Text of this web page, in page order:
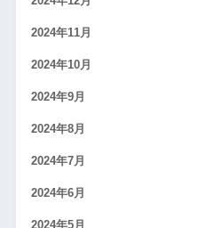
2024年11月
2024年10月
2024年9月
2024年8月
2024年7月
2024年6月
2024年5月